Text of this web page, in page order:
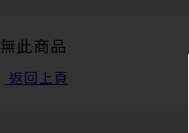
此商品
返回上頁